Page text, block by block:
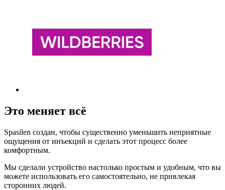
Это меняет всё
Spasilen создан, чтобы существенно уменьшить неприятные
ощущения от инъекций и сделать этот процесс более
комфортным.
Мы сделали устройство настолько простым и удобным, что вы
можете использовать его самостоятельно, не привлекая
сторонних людей.